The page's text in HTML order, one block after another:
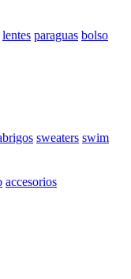
lentes paraguas bolso
sweaters swim
accesorios